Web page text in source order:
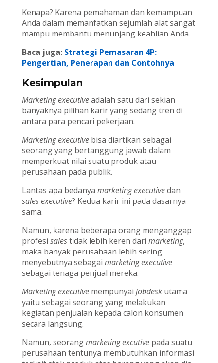
Kenapa? Karena pemahaman dan kemampuan
Anda dalam memanfatkan sejumlah alat sangat
mampu membantu menunjang keahlian Anda.
Baca juga: Strategi Pemasaran 4P:
Pengertian, Penerapan dan Contohnya
Kesimpulan
Marketing executiveadalah satu dari sekian
banyaknya pilihan karir yang sedang tren di
antara para pencari pekerjaan.
Marketing executivebisa diartikan sebagai
seorang yang bertanggung jawab dalam
memperkuat nilai suatu produk atau
perusahaan pada publik.
Lantas apa bedanya marketing executivedan
sales executive? Kedua karir ini pada dasarnya
sama.
Namun, karena beberapa orang menganggap
profesi salestidak lebih keren dari marketing,
maka banyak perusahaan lebih sering
menyebutnya sebagai marketing executive
sebagai tenaga penjual mereka.
Marketing executivemempunyai jobdeskutama
yaitu sebagai seorang yang melakukan
kegiatan penjualan kepada calon konsumen
secara langsung.
Namun, seorangmarketing excutivepada suatu
perusahaan tentunya membutuhkan informasi